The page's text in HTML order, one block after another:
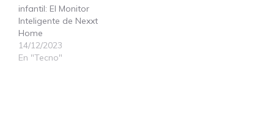
infantil: El Monitor
Inteligente de Nexxt
Home
14/12/2023
En "Tecno"